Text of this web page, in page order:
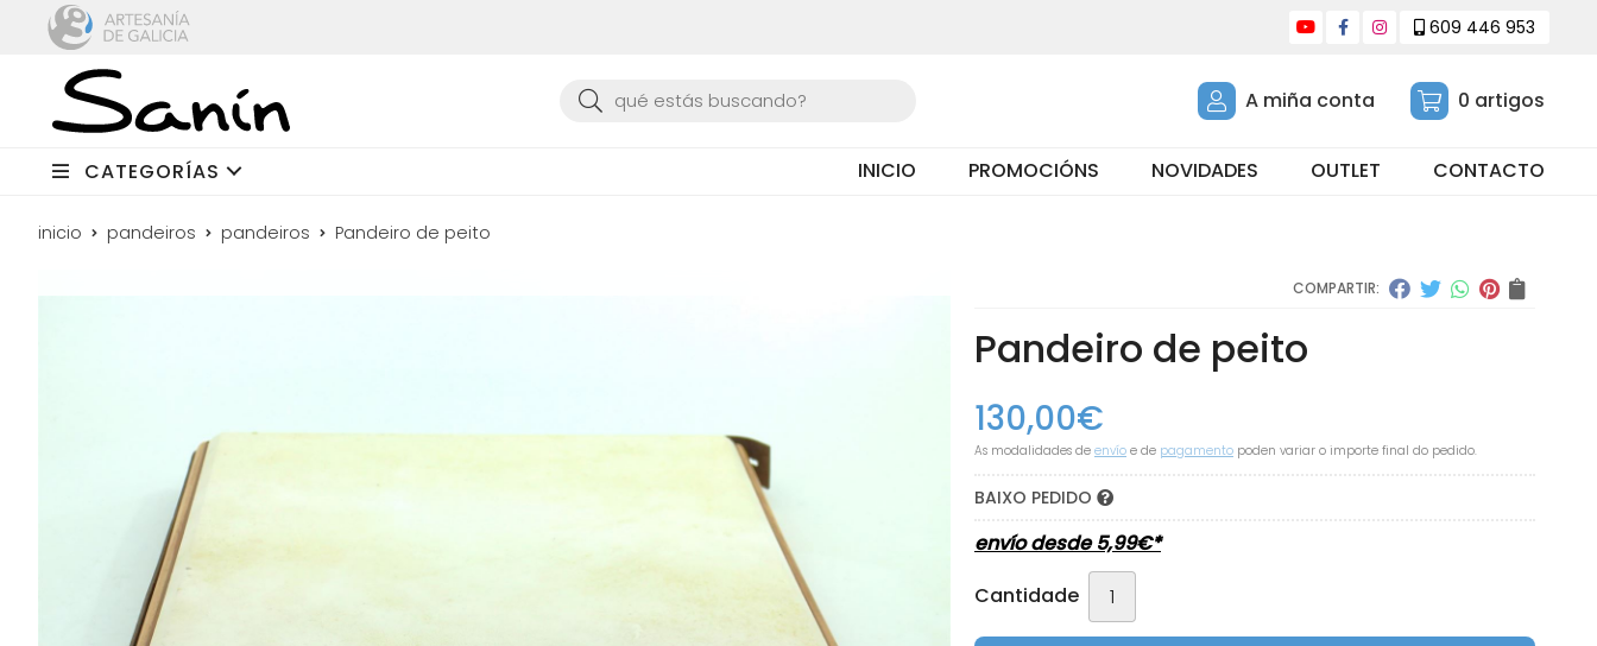
609 446 953
Buscar A miña conta 0 artigos
CATEGORÍAS INICIO PROMOCIÓNS NOVIDADES OUTLET CONTACTO
inicio pandeiros pandeiros Pandeiro de peito
COMPARTIR:
Pandeiro de peito
130,00€
As modalidades de envío e de pagamento poden variar o importe final do pedido.
BAIXO PEDIDO
envío desde5,99€*
Cantidade